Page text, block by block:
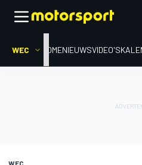
WEC HOMENIEUWSVIDEO'S
WEC